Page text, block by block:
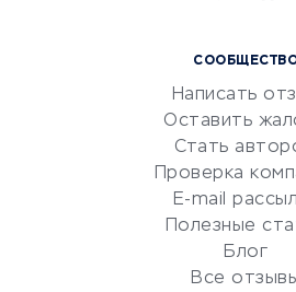
Маркетинг и продажи
Репетиторство
Красота и здоровье
Сервисы по поиску работы
Сетевой маркетинг
УСЛУГИ ДЛЯ БИЗНЕСА
Написать
Оставить
Стать
Проверка
E-mail
Полезные
Блог
Все